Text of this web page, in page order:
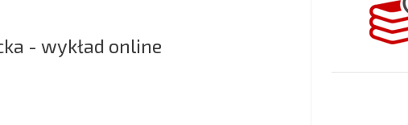
- wykład online